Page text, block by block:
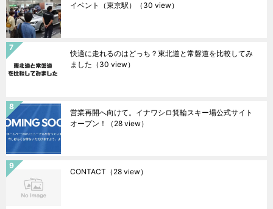
イベント（東京駅）
（30 view）
快適に走れるのはどっち？東北道と常磐道を比較してみ
ました （30 view）
営業再開へ向けて。イナワシロ箕輪スキー場公式サイト
オープン！
（28 view）
CONTACT （28 view）